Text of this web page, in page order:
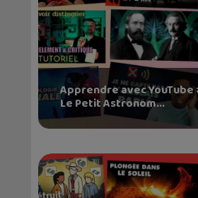
Apprendre avec YouTube
Le Petit Astronom...